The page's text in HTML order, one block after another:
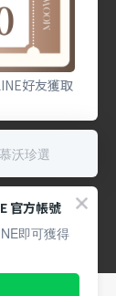
好友獲取
沃珍選
官方帳號
即可獲得